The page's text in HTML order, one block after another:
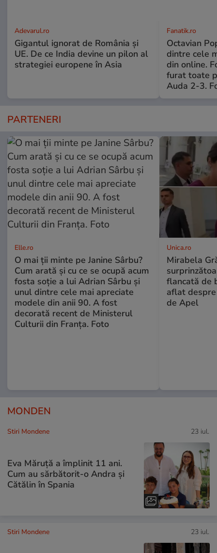
Adevarul.ro
Gigantul ignorat de România și
UE. De ce India devine un pilon al
strategiei europene în Asia
Fanatik.ro
Octavian
dintre cele
din online.
furat toate
Auda 2-3.
PARTENERI
Elle.ro
O mai ții minte pe Janine Sârbu?
Cum arată și cu ce se ocupă acum
fosta soție a lui Adrian Sârbu și
unul dintre cele mai apreciate
modele din anii 90. A fost
decorată recent de Ministerul
Culturii din Franța. Foto
Unica.ro
Mirabela
flancată de
aflat
de Apel
MONDEN
Stiri Mondene 23 iul.
Eva Măruță a împlinit 11 ani.
Cum au sărbătorit-o Andra și
Cătălin în Spania
Stiri Mondene 23 iul.